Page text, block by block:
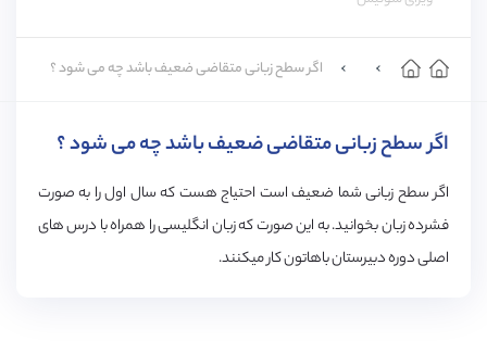
اگر سطح زبانی متقاضی ضعیف باشد چه می شود ؟
اگر سطح زبانی متقاضی ضعیف باشد چه می شود ؟
اگر سطح زبانی شما ضعیف است احتیاج هست که سال اول را به صورت
فشرده زبان بخوانید. به این صورت که زبان انگلیسی را همراه با درس های
اصلی دوره دبیرستان باهاتون کار میکنند.